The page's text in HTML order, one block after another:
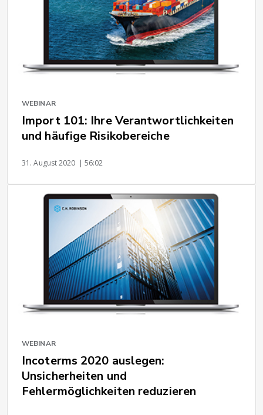
WEBINAR
Import 101: Ihre Verantwortlichkeiten
und häufige Risikobereiche
31. August 2020 | 56:02
WEBINAR
Incoterms 2020 auslegen:
Unsicherheiten und
Fehlermöglichkeiten reduzieren